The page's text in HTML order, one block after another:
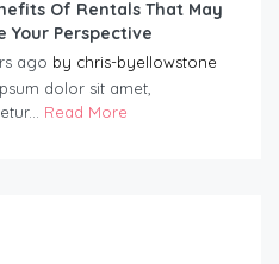
Of Rentals That May
Your Perspective
ago by chris-byellowstone
dolor sit amet,
Read More